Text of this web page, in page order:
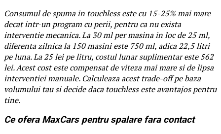
Consumul de spuma in touchless este cu 15-25% mai mare
decat intr-un program cu perii, pentru ca nu exista
interventie mecanica. La 30 ml per masina in loc de 25 ml,
diferenta zilnica la 150 masini este 750 ml, adica 22,5 litri
pe luna. La 25 lei pe litru, costul lunar suplimentar este 562
lei. Acest cost este compensat de viteza mai mare si de lipsa
interventiei manuale. Calculeaza acest trade-off pe baza
volumului tau si decide daca touchless este avantajos pentru
tine.
Ce ofera MaxCars pentru spalare fara contact